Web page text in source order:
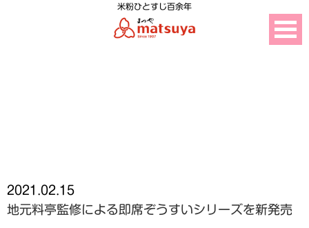
米粉ひとすじ百余年
2021.02.15
地元料亭監修による即席ぞうすいシリーズを新発売